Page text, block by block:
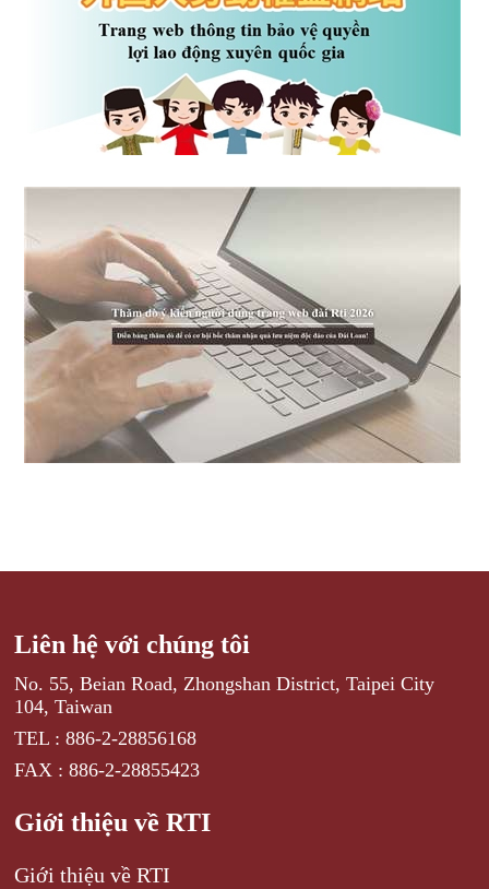
Liên hệ với chúng tôi
No. 55, Beian Road, Zhongshan District, Taipei City
104, Taiwan
TEL : 886-2-28856168
FAX : 886-2-28855423
Giới thiệu về RTI
Giới thiệu về RTI